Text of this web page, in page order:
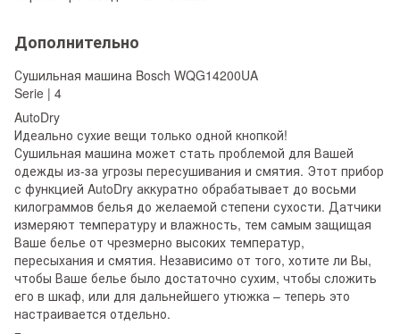
Дополнительно
Сушильная машина Bosch WQG14200UA
Serie | 4
AutoDry
Идеально сухие вещи только одной кнопкой!
Сушильная машина может стать проблемой для Вашей
одежды из-за угрозы пересушивания и смятия. Этот прибор
с функцией AutoDry аккуратно обрабатывает до восьми
килограммов белья до желаемой степени сухости. Датчики
измеряют температуру и влажность, тем самым защищая
Ваше белье от чрезмерно высоких температур,
пересыхания и смятия. Независимо от того, хотите ли Вы,
чтобы Ваше белье было достаточно сухим, чтобы сложить
его в шкаф, или для дальнейшего утюжка – теперь это
настраивается отдельно.